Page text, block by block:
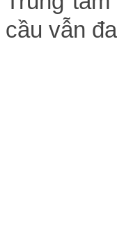
cầu vẫn